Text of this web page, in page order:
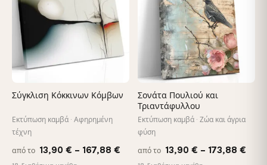
Σύγκλιση Κόκκινων Κόμβων
Εκτύπωση καμβά · Αφηρημένη
τέχνη
από το 13,90 € – 167,88 € Price
Σονάτα Πουλιού και
Τριαντάφυλλου
Εκτύπωση καμβά · Ζώα και άγρια
φύση
από το 13,90 € – 173,88 €